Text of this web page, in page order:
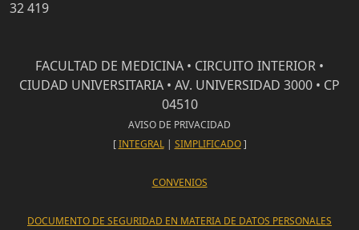
32 419
FACULTAD DE MEDICINA • CIRCUITO INTERIOR •
CIUDAD UNIVERSITARIA • AV. UNIVERSIDAD 3000 • CP
04510
AVISO DE PRIVACIDAD
[INTEGRAL| SIMPLIFICADO]
CONVENIOS
DOCUMENTO DE SEGURIDAD EN MATERIA DE DATOS PERSONALES